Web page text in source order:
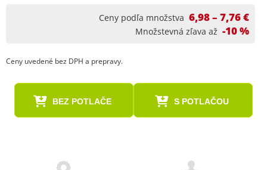
Ceny podľa množstva 6,98 – 7,76 €
Množstevná zľava až -10 %
Ceny uvedené bez DPH a prepravy.
BEZ POTLAČE S POTLAČOU